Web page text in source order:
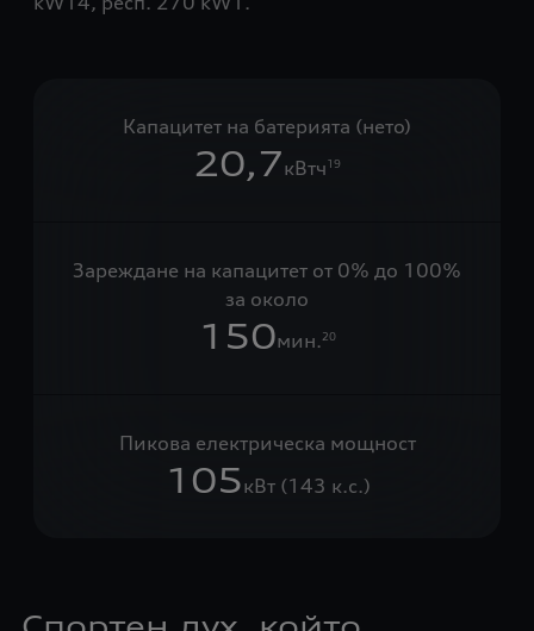
Капацитет на батерията (нето)
20,7кВтч19
Зареждане на капацитет от 0% до 100%
за около
150мин.20
Пикова електрическа мощност
105кВт (143 к.с.)